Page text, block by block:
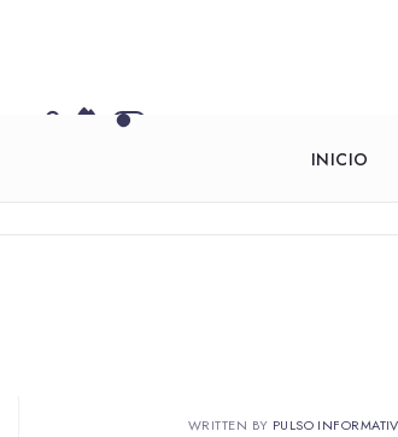
INICIO
WRITTEN BY PULSO